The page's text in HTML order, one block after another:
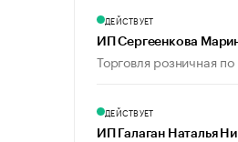
ДЕЙСТВУЕТ
ИП Сергеенкова
Торговля розничная
ДЕЙСТВУЕТ
ИП Галаган Наталья